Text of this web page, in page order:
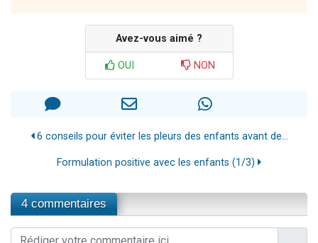
Avez-vous aimé ?
OUI NON
6 conseils pour éviter les pleurs des enfants avant de...
Formulation positive avec les enfants (1/3)
4 commentaires